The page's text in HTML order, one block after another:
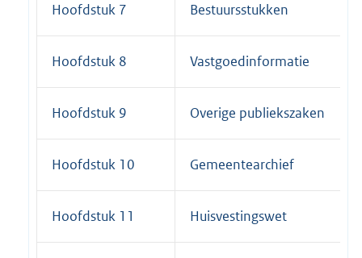
Hoofdstuk 7 Bestuursstukken
Hoofdstuk 8 Vastgoedinformatie
Hoofdstuk 9 Overige publiekszaken
Hoofdstuk 10 Gemeentearchief
Hoofdstuk 11 Huisvestingswet